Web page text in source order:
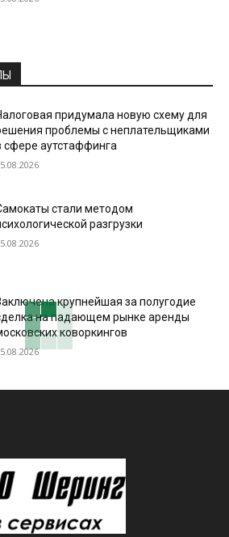
придумала новую схему для
проблемы с неплательщиками
сфере аутстаффинга
стали методом
разгрузки
крупнейшая за полугодие
на падающем рынке аренды
коворкингов